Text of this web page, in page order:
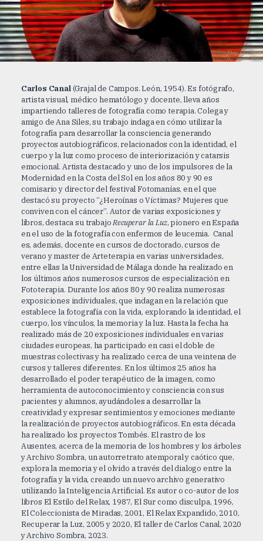
Carlos Canal(Grajal de Campos. León, 1954). Es fotógrafo,
artista visual, médico hematólogo y docente, lleva años
impartiendo talleres de fotografía como terapia. Colega y
amigo de Ana Siles, su trabajo indaga en cómo utilizar la
fotografía para desarrollar la consciencia generando
proyectos autobiográficos, relacionados con la identidad, el
cuerpo y la luz como proceso de interiorización y catarsis
emocional. Artista destacado y uno de los impulsores de la
Modernidad en la Costa del Sol en los años 80 y 90 es
comisario y director del festival Fotomanías, en el que
destacó su proyecto “¿Heroínas o Víctimas? Mujeres que
conviven con el cáncer”. Autor de varias exposiciones y
libros, destaca su trabajoRecuperar la Luz, pionero en España
en el uso de la fotografía con enfermos de leucemia. Canal
es, además, docente en cursos de doctorado, cursos de
verano y master de Arteterapia en varias universidades,
entre ellas la Universidad de Málaga donde ha realizado en
los últimos años numerosos cursos de especialización en
Fototerapia. Durante los años 80 y 90 realiza numerosas
exposiciones individuales, que indagan en la relación que
establece la fotografía con la vida, explorando la identidad, el
cuerpo, los vínculos, la memoria y la luz. Hasta la fecha ha
realizado más de 20 exposiciones individuales en varias
ciudades europeas, ha participado en casi el doble de
muestras colectivas y ha realizado cerca de una veintena de
cursos y talleres diferentes. En los últimos 25 años ha
desarrollado el poder terapéutico de la imagen, como
herramienta de autoconocimiento y consciencia con sus
pacientes y alumnos, ayudándoles a desarrollar la
creatividad y expresar sentimientos y emociones mediante
la realización de proyectos autobiográficos. En esta década
ha realizado los proyectos Tombés. El rastro de los
Ausentes, acerca de la memoria de los hombres y los árboles
y Archivo Sombra, un autorretrato atemporal y caótico que,
explora la memoria y el olvido a través del dialogo entre la
fotografía y la vida, creando un nuevo archivo generativo
utilizando la Inteligencia Artificial. Es autor o co-autor de los
libros El Estilo del Relax, 1987, El Sur como disculpa, 1996,
El Coleccionista de Miradas, 2001, El Relax Expandido, 2010,
Recuperar la Luz, 2005 y 2020, El taller de Carlos Canal, 2020
y Archivo Sombra, 2023.